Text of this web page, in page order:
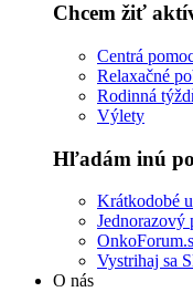
Chcem žiť
Centrá
Relaxačné
Rodinná
Výlety
Hľadám inú
Krátkodobé
Jednorazový
Vystrihaj sa
O nás